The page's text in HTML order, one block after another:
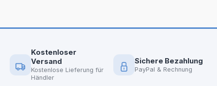
Kostenloser
Versand
Kostenlose Lieferung für
Händler
Sichere Bezahlung
PayPal & Rechnung